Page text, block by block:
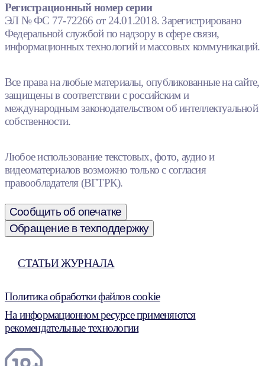
Регистрационный номер серии
ЭЛ № ФС 77-72266 от 24.01.2018. Зарегистрировано
Федеральной службой по надзору в сфере связи,
информационных технологий и массовых коммуникаций.
Все права на любые материалы, опубликованные на сайте,
защищены в соответствии с российским и
международным законодательством об интеллектуальной
собственности.
Любое использование текстовых, фото, аудио и
видеоматериалов возможно только с согласия
правообладателя (ВГТРК).
Сообщить об опечатке
Обращение в техподдержку
СТАТЬИ ЖУРНАЛА
Политика обработки файлов cookie
На информационном ресурсе применяются
рекомендательные технологии